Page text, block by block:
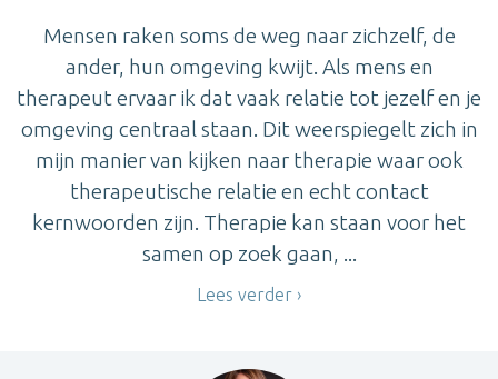
Mensen raken soms de weg naar zichzelf, de
ander, hun omgeving kwijt. Als mens en
therapeut ervaar ik dat vaak relatie tot jezelf en je
omgeving centraal staan. Dit weerspiegelt zich in
mijn manier van kijken naar therapie waar ook
therapeutische relatie en echt contact
kernwoorden zijn. Therapie kan staan voor het
samen op zoek gaan, ...
Lees verder